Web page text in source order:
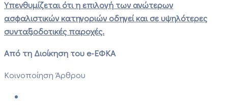
Υπενθυμίζεται ότι η επιλογή των ανώτερων
ασφαλιστικών κατηγοριών οδηγεί και σε υψηλότερες
συνταξιοδοτικές παροχές.
Από τη Διοίκηση του e-ΕΦΚΑ
Κοινοποίηση Άρθρου